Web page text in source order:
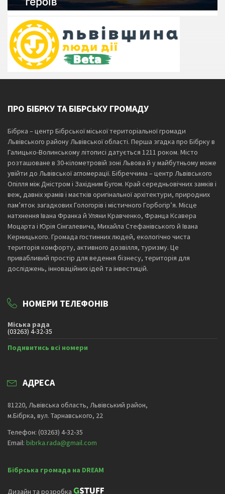
ПРО БІБРКУ ТА БІБРСЬКУ ГРОМАДУ
Бібрка – центр Бібрської міської територіальної громади
Львівського району Львівської області. Перша згадка про Бібрку в
Галицько-Волинському літописі датується 1211 роком. Місто
розташоване в 30-кілометровій зоні Львова й у майбутньому може
увійти до Львівської агломерації. Бібреччина – центр Львівського
Опілля між Дністром і Західним Бугом. Край середньовічних замків і
веж, давніх храмів і маєтків оригінальної архітектури, природних
пам’яток загадкових Гологорів і містичного Горбогір’я. Місце
натхнення Івана Франка й Уляни Кравченко, Франца Ксавера
Моцарта і Юрія Сінгалевича, Михайла Стефанівського й Івана
Керницького. Громада гостинних людей, екологічно чиста
територія комфорту, активного дозвілля, туризму. Це
привабливий простір для ведення бізнесу, територія для
досліджень, інноваційних ідей та інвестицій.
НОМЕРИ ТЕЛЕФОНІВ
Міська рада
(03263) 4-32-35
Подивитись всі номери
АДРЕСА
81220, Львівська область, Львівський район,
м.Бібрка, вул. Тарнавського, 22
Телефон: (03263) 4-32-35
Email: bibrka.rada@gmail.com
Бібрська громада на DREAM
Дизайн та розробка